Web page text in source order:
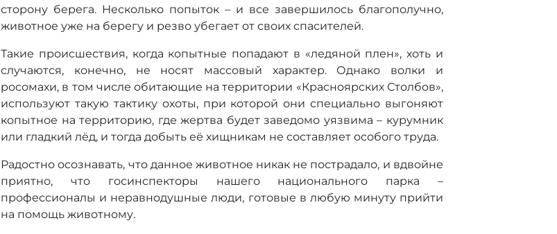
сторону берега. Несколько попыток – и все завершилось благополучно,
животное уже на берегу и резво убегает от своих спасителей.
Такие происшествия, когда копытные попадают в «ледяной плен», хоть и
случаются, конечно, не носят массовый характер. Однако волки и
росомахи, в том числе обитающие на территории «Красноярских Столбов»,
используют такую тактику охоты, при которой они специально выгоняют
копытное на территорию, где жертва будет заведомо уязвима – курумник
или гладкий лёд, и тогда добыть её хищникам не составляет особого труда.
Радостно осознавать, что данное животное никак не пострадало, и вдвойне
приятно, что госинспекторы нашего национального парка –
профессионалы и неравнодушные люди, готовые в любую минуту прийти
на помощь животному.